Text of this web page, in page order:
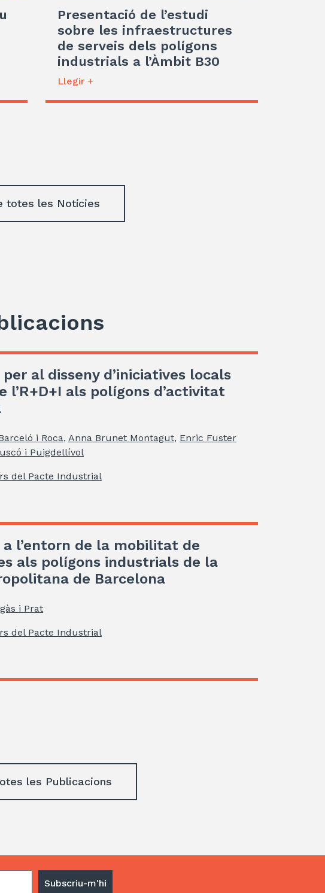
Presentació de l’estudi
sobre les infraestructures
de serveis dels polígons
industrials a l’Àmbit B30
Llegir +
totes les Notícies
al disseny d’iniciatives locals
l’R+D+I als polígons d’activitat
i Roca, Anna Brunet Montagut, Enric Fuster
i Puigdellívol
del Pacte Industrial
a l’entorn de la mobilitat de
als polígons industrials de la
de Barcelona
i Prat
del Pacte Industrial
les Publicacions